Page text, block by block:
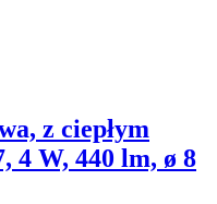
z ciepłym
4 W, 440 lm, ø 8